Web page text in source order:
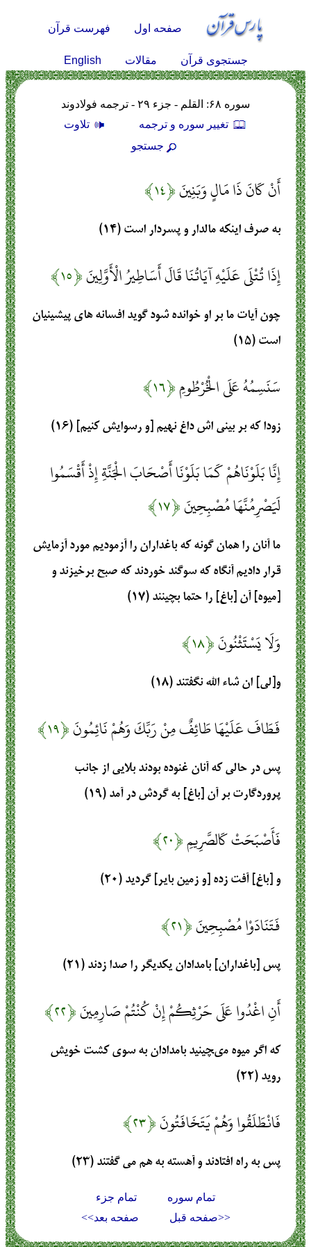
صفحه اول فهرست قرآن
جستجوی قرآن مقالات English
سوره ۶۸: القلم - جزء ۲۹ - ترجمه فولادوند
تغيير سوره و ترجمه
تلاوت
جستجو
أَنْ كَانَ ذَا مَالٍ وَبَنِينَ﴿۱۴﴾
به صرف اينكه مالدار و پسردار است (۱۴)
إِذَا تُتْلَى عَلَيْهِ آيَاتُنَا قَالَ أَسَاطِيرُ الْأَوَّلِينَ﴿۱۵﴾
چون آيات ما بر او خوانده شود گويد افسانه ‏هاى پيشينيان
است (۱۵)
سَنَسِمُهُ عَلَى الْخُرْطُومِ﴿۱۶﴾
زودا كه بر بينى‏ اش داغ نهيم [و رسوايش كنيم] (۱۶)
إِنَّا بَلَوْنَاهُمْ كَمَا بَلَوْنَا أَصْحَابَ الْجَنَّةِ إِذْ أَقْسَمُوا
لَيَصْرِمُنَّهَا مُصْبِحِينَ﴿۱۷﴾
ما آنان را همان گونه كه باغداران را آزموديم مورد آزمايش
قرار داديم آنگاه كه سوگند خوردند كه صبح برخيزند و
[ميوه] آن [باغ] را حتما بچينند (۱۷)
وَلَا يَسْتَثْنُونَ﴿۱۸﴾
و[لى] ان شاء الله نگفتند (۱۸)
فَطَافَ عَلَيْهَا طَائِفٌ مِنْ رَبِّكَ وَهُمْ نَائِمُونَ﴿۱۹﴾
پس در حالى كه آنان غنوده بودند بلايى از جانب
پروردگارت بر آن [باغ] به گردش در آمد (۱۹)
فَأَصْبَحَتْ كَالصَّرِيمِ﴿۲۰﴾
و [باغ] آفت زده [و زمين باير] گرديد (۲۰)
فَتَنَادَوْا مُصْبِحِينَ﴿۲۱﴾
پس [باغداران] بامدادان يكديگر را صدا زدند (۲۱)
أَنِ اغْدُوا عَلَى حَرْثِكُمْ إِنْ كُنْتُمْ صَارِمِينَ﴿۲۲﴾
كه اگر ميوه مى‏چينيد بامدادان به سوى كشت‏ خويش
رويد (۲۲)
فَانْطَلَقُوا وَهُمْ يَتَخَافَتُونَ﴿۲۳﴾
پس به راه افتادند و آهسته به هم مى گفتند (۲۳)
تمام سوره
تمام جزء
<<صفحه قبل
صفحه بعد>>